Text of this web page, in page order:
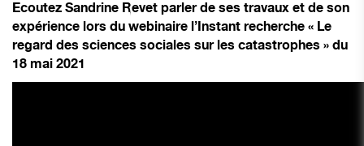
Ecoutez Sandrine Revet parler de ses travaux et de son
expérience lors du webinaire l’Instant recherche « Le
regard des sciences sociales sur les catastrophes » du
18 mai 2021